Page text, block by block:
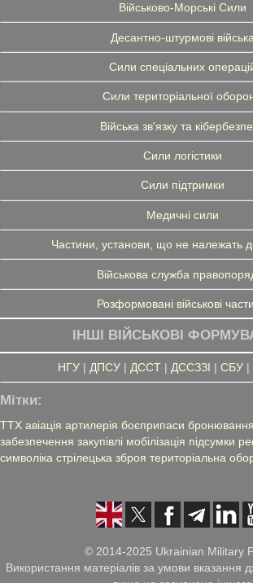
Військово-Морські Сили
Десантно-штурмові війська
Сили спеціальних
Сили територіальної
Війська зв'язку та
Сили логістики
Сили підтримки
Медичні сили
Частини, установи, що не належать
Військова служба
Розформовані військові
ІНШІ ВІЙСЬКОВІ
НГУ| ДПСУ| ДССТ| ДССЗЗІ | СБУ|
Мітки:
ТТХ авіація артилерія боєприпаси бронювання
забезпечення закупівлі мобілізація підсумки
символіка стрілецька зброя територіальна
© 2014-2025 Ukrainian Military
Використання матеріалів за умови вказання